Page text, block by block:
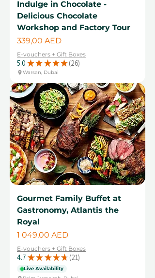
Indulge in Chocolate -
Delicious Chocolate
Workshop and Factory Tour
Цена
339,00 AED
E-vouchers + Gift Boxes
5.0 ★ ★ ★ ★ ★ 26
26
Warsan, Dubai
Gourmet Family Buffet at
Gastronomy, Atlantis the
Royal
Цена
1 049,00 AED
E-vouchers + Gift Boxes
4.7 ★ ★ ★ ★ ★ 21
21
Live Availability